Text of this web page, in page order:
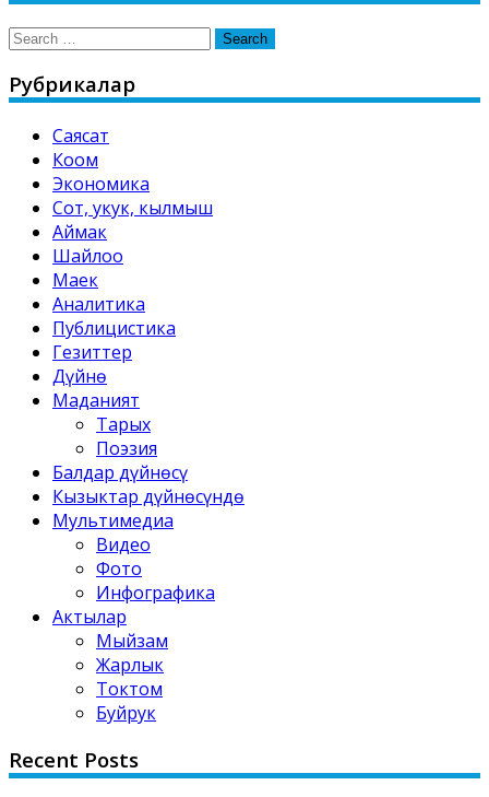
Search
Рубрикалар
Саясат
Коом
Экономика
Сот, укук, кылмыш
Аймак
Шайлоо
Маек
Аналитика
Публицистика
Гезиттер
Дүйнө
Маданият
Тарых
Поэзия
Балдар дүйнөсү
Кызыктар дүйнөсүндө
Мультимедиа
Видео
Фото
Инфографика
Актылар
Мыйзам
Жарлык
Токтом
Буйрук
Recent Posts